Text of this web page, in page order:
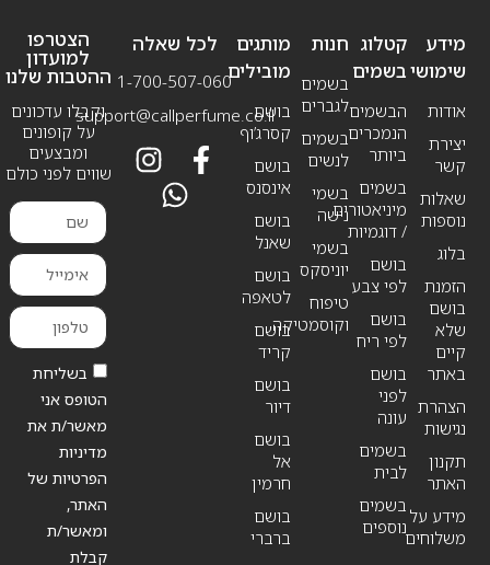
מידע
שימושי
אודות
יצירת
קשר
שאלות
נוספות
בלוג
הזמנת
בושם
שלא
קיים
באתר
הצהרת
נגישות
תקנון
האתר
מידע על
משלוחים
חנות
בשמים
לגברים
בשמים
לנשים
בשמי
נישה
בשמי
יוניסקס
טיפוח
וקוסמטיקה
קטלוג
בשמים
הבשמים
הנמכרים
ביותר
בשמים
מיניאטורים
/ דוגמיות
בושם
לפי צבע
בושם
לפי ריח
בושם
לפני
עונה
בשמים
לבית
בשמים
נוספים
מותגים
מובילים
בושם
קסרג’וף
בושם
אינסנס
בושם
שאנל
בושם
לטאפה
בושם
קריד
בושם
דיור
בושם
אל
חרמין
בושם
ברברי
לכל שאלה
1-700-507-060
support@callperfume.co.il
הצטרפו
למועדון
ההטבות שלנו
וקבלו עדכונים
על קופונים
ומבצעים
שווים לפני כולם
בשליחת
הטופס אני
מאשר/ת את
מדיניות
הפרטיות של
האתר,
ומאשר/ת
קבלת